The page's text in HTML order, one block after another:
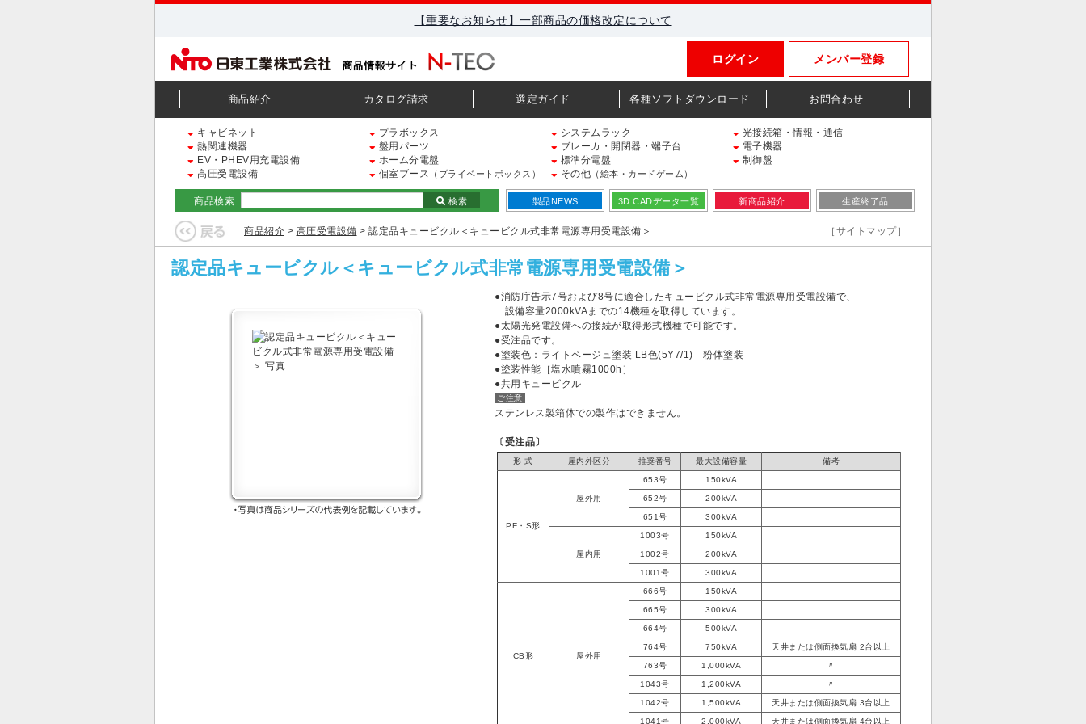
【重要なお知らせ】一部商品の価格改定について
メンバー登録
ログイン
商品紹介 カタログ請求 選定ガイド 各種ソフトダウンロード お問合わせ
キャビネット プラボックス システムラック
光接続箱・情報・通信
熱関連機器
盤用パーツ ブレーカ・開閉器・端子台
電子機器
EV・PHEV用充電設備
ホーム分電盤 標準分電盤
制御盤
高圧受電設備
個室ブース （プライベートボックス） その他 （絵本・カードゲーム）
商品検索 検索 製品NEWS 3D CADデータ一覧 新商品紹介 生産終了品
商品紹介 > 高圧受電設備 > 認定品キュービクル＜キュービクル式非常電源専用受電設備＞ ［サイトマップ］
認定品キュービクル＜キュービクル式非常電源専用受電設備＞
●消防庁告示7号および8号に適合したキュービクル式非常電源専用受電設備で、
設備容量2000kVAまでの14機種を取得しています。
●太陽光発電設備への接続が取得形式機種で可能です。
●受注品です。
●塗装色：ライトベージュ塗装 LB色(5Y7/1) 粉体塗装
●塗装性能［塩水噴霧1000h］
●共用キュービクル
ご注意
ステンレス製箱体での製作はできません。
〔受注品〕
形 式 屋内外区分 推奨番号 最大設備容量 備考
PF・S形
屋外用
653号 150kVA
652号 200kVA
651号 300kVA
屋内用
1003号 150kVA
1002号 200kVA
1001号 300kVA
CB形 屋外用
666号 150kVA
665号 300kVA
664号 500kVA
764号 750kVA 天井または側面換気扇 2台以上
763号 1,000kVA 〃
1043号 1,200kVA 〃
1042号 1,500kVA 天井または側面換気扇 3台以上
1041号 2,000kVA 天井または側面換気扇 4台以上